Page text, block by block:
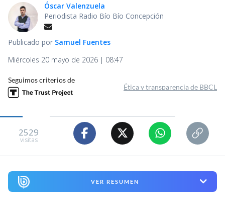
Óscar Valenzuela
Periodista Radio Bío Bío Concepción
Publicado por Samuel Fuentes
Miércoles 20 mayo de 2026 | 08:47
Seguimos criterios de
Ética y transparencia de BBCL
2529
visitas
VER RESUMEN